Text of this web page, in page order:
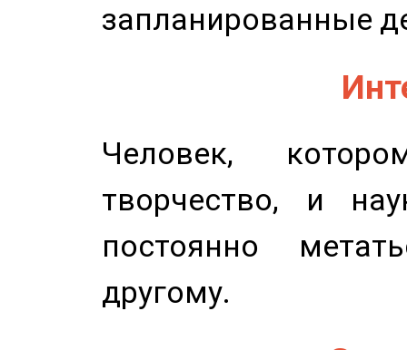
запланированные
Человек,
творчество, и
постоянно
другому.